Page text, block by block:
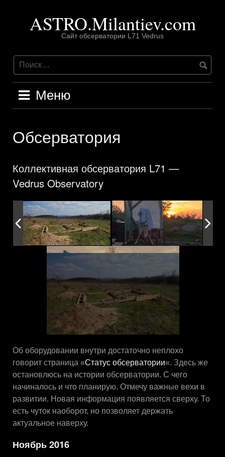
содержимомуASTRO.Milantiev.com
Сайт обсерватории L71 Vedrus
Меню
Обсерватория
Коллективная обсерватория L71 —
Vedrus Observatory
Об оборудовании внутри достаточно неплохо
говорит страница «Статус обсерватории«. Здесь же
остановлюсь на истории обсерватории. С чего
начиналось и что планирую. Отмечу важные вехи в
развитии. Новая информация появляется сверху. То
есть чуток наоборот, но позволяет держать
актуальное наверху.
Ноябрь 2016